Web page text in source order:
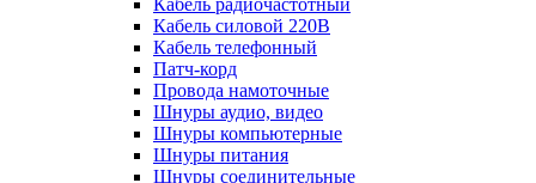
Кабель радиочастотный
Кабель силовой 220В
Кабель телефонный
Патч-корд
Провода намоточные
Шнуры аудио, видео
Шнуры компьютерные
Шнуры питания
Шнуры соединительные